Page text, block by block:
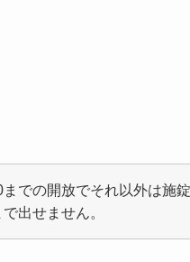
での開放でそれ以外は施
出せません。